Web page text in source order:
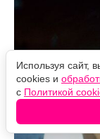
Используя сайт,
cookies и
с Политикой